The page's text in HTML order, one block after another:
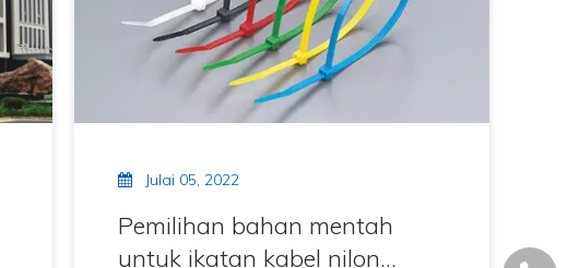
Julai 05, 2022
Pemilihan bahan mentah
untuk ikatan kabel nilon